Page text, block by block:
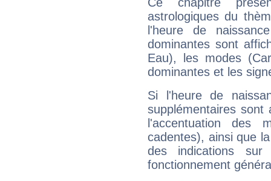
astrologiques du
l'heure de
dominantes sont
Eau), les modes
dominantes et les
Si l'heure de
supplémentaires sont
l'accentuation des
cadentes), ainsi que
des indications sur
fonctionnement